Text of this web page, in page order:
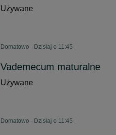
Używane
Domatowo - Dzisiaj o 11:45
Vademecum maturalne
Używane
Domatowo - Dzisiaj o 11:45